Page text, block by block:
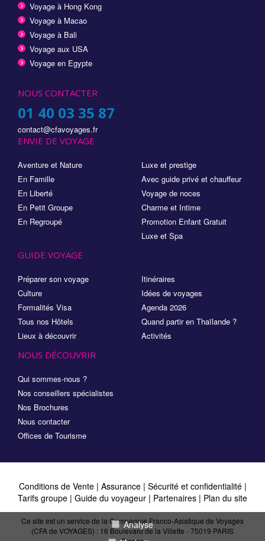
Voyage à Hong Kong
Voyage à Macao
Voyage à Bali
Voyage aux USA
Voyage en Egypte
NOUS CONTACTER
01 40 03 35 87
contact@cfavoyages.fr
ENVIE DE VOYAGE
Aventure et Nature
En Famille
En Liberté
En Petit Groupe
En Regroupé
Luxe et prestige
Avec guide privé et chauffeur
Voyage de noces
Charme et Intime
Promotion Enfant Gratuit
Luxe et Spa
GUIDE VOYAGE
Préparer son voyage
Culture
Formalités Visa
Tous nos Hôtels
Lieux à découvrir
Itinéraires
Idées de voyages
Agenda 2026
Quand partir en Thaïlande ?
Activités
NOUS DÉCOUVRIR
Qui sommes-nous ?
Nos conseillers spécialistes
Nos Brochures
Nous contacter
Offices de Tourisme
Conditions de Vente| Assurance | Sécurité et confidentialité|
Tarifs groupe | Guide du voyageur | Partenaires | Plan du site
Ce site est un service de la Compagnie Franco-Asiatique de Voyages
(CFA de VOYAGES) : 16 Boulevard de la Villette - 75019 PARIS
Analyse